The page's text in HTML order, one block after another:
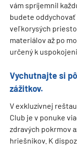
vám spríjemnil
budete oddychovať
veľkorysých
materiálov až po
určený k
Vychutnajte si
zážitkov.
V exkluzívnej
Club je v ponuke
zdravých pokrmov
hriešnikov. K